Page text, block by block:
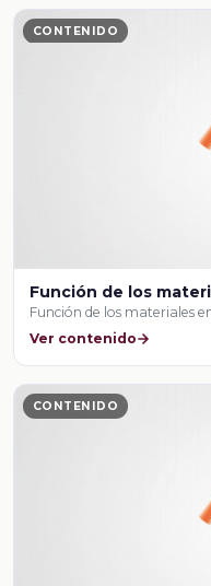
CONTENIDO
Función de los
Función de los materiales
Ver contenido
CONTENIDO